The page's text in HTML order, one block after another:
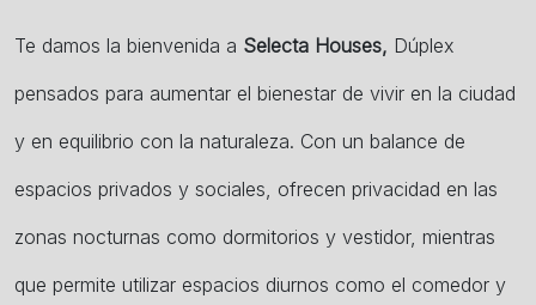
Te damos la bienvenida a Selecta Houses, Dúplex
pensados para aumentar el bienestar de vivir en la ciudad
y en equilibrio con la naturaleza. Con un balance de
espacios privados y sociales, ofrecen privacidad en las
zonas nocturnas como dormitorios y vestidor, mientras
que permite utilizar espacios diurnos como el comedor y